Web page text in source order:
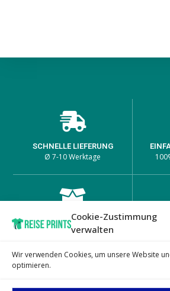
Cookie-Zustimmung
verwalten
Wir verwenden Cookies, um unsere Website
optimieren.
SCHNELLE LIEFERUNG
Ø 7-10 Werktage
HOHE PRODUKTQUALITÄT
Lange Haltbarkeit bei den